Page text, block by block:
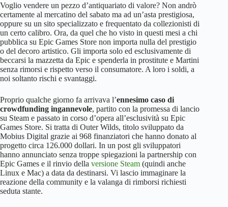
Voglio vendere un pezzo d’antiquariato di valore? Non andrò
certamente al mercatino del sabato ma ad un’asta prestigiosa,
oppure su un sito specializzato e frequentato da collezionisti di
un certo calibro. Ora, da quel che ho visto in questi mesi a chi
pubblica su Epic Games Store non importa nulla del prestigio
o del decoro artistico. Gli importa solo ed esclusivamente di
beccarsi la mazzetta da Epic e spenderla in prostitute e Martini
senza rimorsi e rispetto verso il consumatore. A loro i soldi, a
noi soltanto rischi e svantaggi.
Proprio qualche giorno fa arrivava l’ennesimo caso di
crowdfunding ingannevole, partito con la promessa di lancio
su Steam e passato in corso d’opera all’esclusività su Epic
Games Store. Si tratta di Outer Wilds, titolo sviluppato da
Mobius Digital grazie ai 968 finanziatori che hanno donato al
progetto circa 126.000 dollari. In un post gli sviluppatori
hanno annunciato senza troppe spiegazioni la partnership con
Epic Games e il rinvio della versione Steam (quindi anche
Linux e Mac) a data da destinarsi. Vi lascio immaginare la
reazione della community e la valanga di rimborsi richiesti
seduta stante.